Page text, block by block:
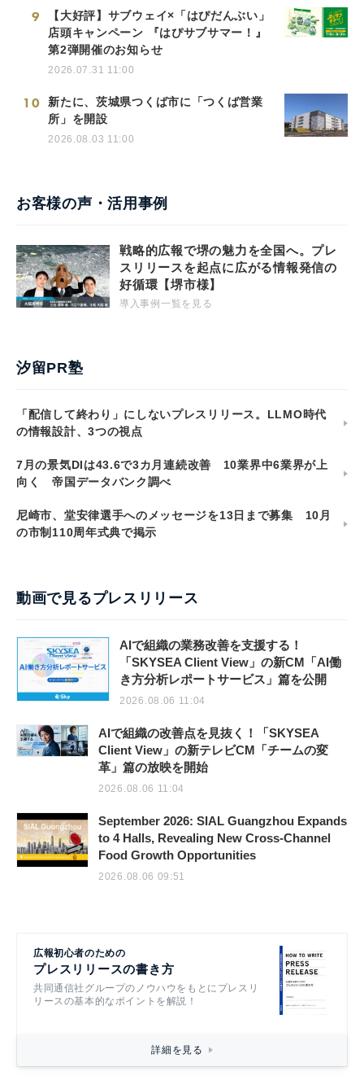
9
【大好評】サブウェイ×「はぴだんぶい」
店頭キャンペーン 『はぴサブサマー！』
第2弾開催のお知らせ
2026.07.31 11:00
10
新たに、茨城県つくば市に「つくば営業
所」を開設
2026.08.03 11:00
お客様の声・活用事例
戦略的広報で堺の魅力を全国へ。プレ
スリリースを起点に広がる情報発信の
好循環【堺市様】
導入事例一覧を見る
汐留PR塾
「配信して終わり」にしないプレスリリース。LLMO時代
の情報設計、3つの視点
7月の景気DIは43.6で3カ月連続改善 10業界中6業界が上
向く 帝国データバンク調べ
尼崎市、堂安律選手へのメッセージを13日まで募集 10月
の市制110周年式典で掲示
動画で見るプレスリリース
AIで組織の業務改善を支援する！
「SKYSEA Client View」の新CM「AI働
き方分析レポートサービス」篇を公開
2026.08.06 11:04
AIで組織の改善点を見抜く！「SKYSEA
Client View」の新テレビCM「チームの変
革」篇の放映を開始
2026.08.06 11:04
September 2026: SIAL Guangzhou Expands
to 4 Halls, Revealing New Cross-Channel
Food Growth Opportunities
2026.08.06 09:51
広報初心者のための
プレスリリースの書き方
共同通信社グループのノウハウをもとにプレスリ
リースの基本的なポイントを解説！
詳細を見る